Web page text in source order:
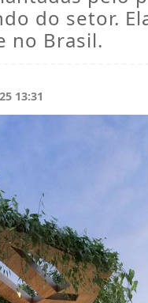
do setor.
no Brasil.
13:31